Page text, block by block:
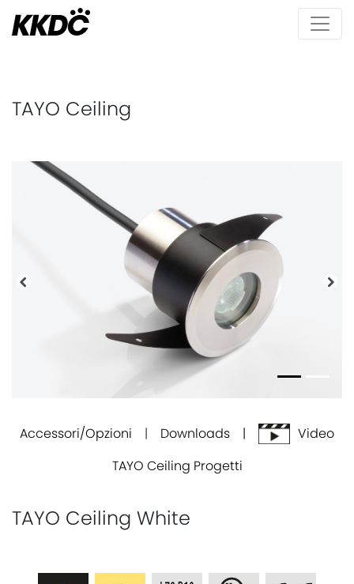
TAYO Ceiling
Precedente
Accessori/Opzioni | Downloads |
Video
TAYO Ceiling Progetti
TAYO Ceiling White